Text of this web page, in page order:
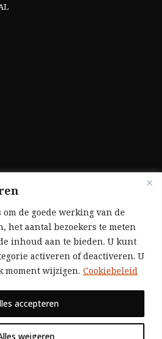
de goede werking van de
het aantal bezoekers te meten
inhoud aan te bieden. U kunt
activeren of deactiveren. U
moment wijzigen. Cookiebeleid
weigeren
accepteren
zelf gefinancierd zijn
zonder commerciële
rijke sponsors), zijn we
van ons tijdschrift uitsluitend
financiële steun van onze
voor uw solidariteit.